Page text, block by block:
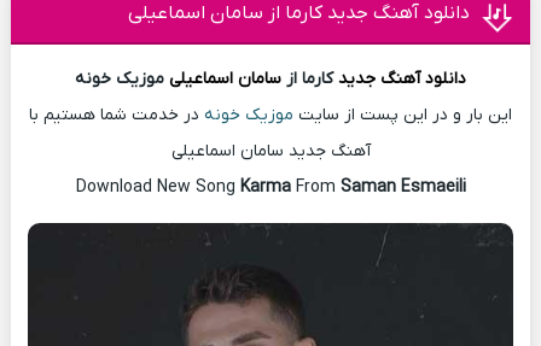
دانلود آهنگ جدید کارما از سامان اسماعیلی
دانلود آهنگ جدیدکارما از سامان اسماعیلی موزیک خونه
این بار و در این پست از سایت موزیک خونه در خدمت شما هستیم با
آهنگ جدید سامان اسماعیلی
Download New Song KarmaFrom Saman Esmaeili